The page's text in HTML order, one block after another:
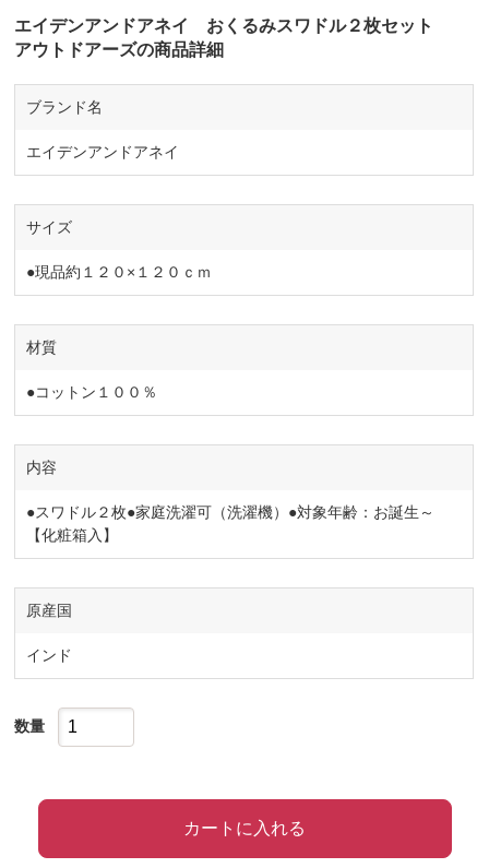
エイデンアンドアネイ おくるみスワドル２枚セット
アウトドアーズの商品詳細
ブランド名
エイデンアンドアネイ
サイズ
●現品約１２０×１２０ｃｍ
材質
●コットン１００％
内容
●スワドル２枚●家庭洗濯可（洗濯機）●対象年齢：お誕生～
【化粧箱入】
原産国
インド
数量
カートに入れる